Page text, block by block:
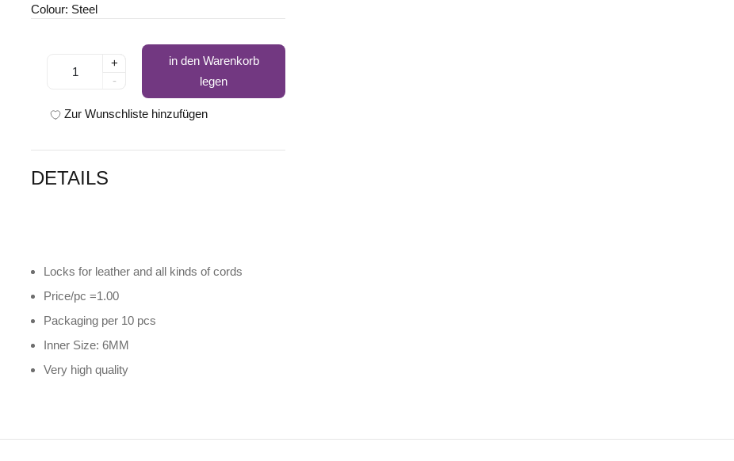
Colour: Steel
+
-
in den Warenkorb
legen
Zur Wunschliste hinzufügen
DETAILS
Locks for leather and all kinds of cords
Price/pc =1.00
Packaging per 10 pcs
Inner Size: 6MM
Very high quality